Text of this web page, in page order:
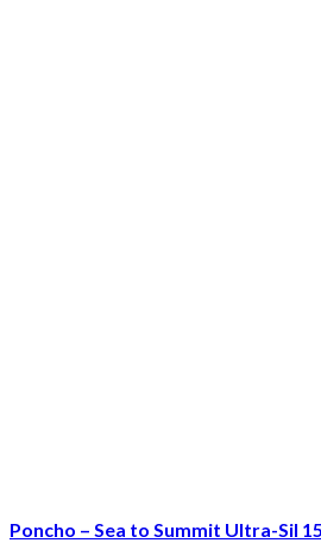
Poncho – Sea to Summit Ultra-Sil